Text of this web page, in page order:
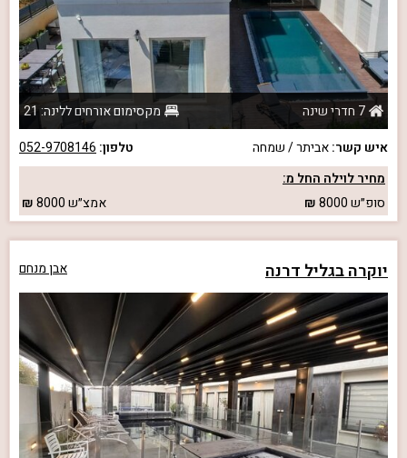
7 חדרי שינה
מקסימום אורחים ללינה: 21
איש קשר:אביתר / שמחה טלפון: 052-9708146
מחיר לוילה החל מ:
סופ״ש8000 אמצ״ש8000
יוקרה בגליל דרנה אבן מנחם